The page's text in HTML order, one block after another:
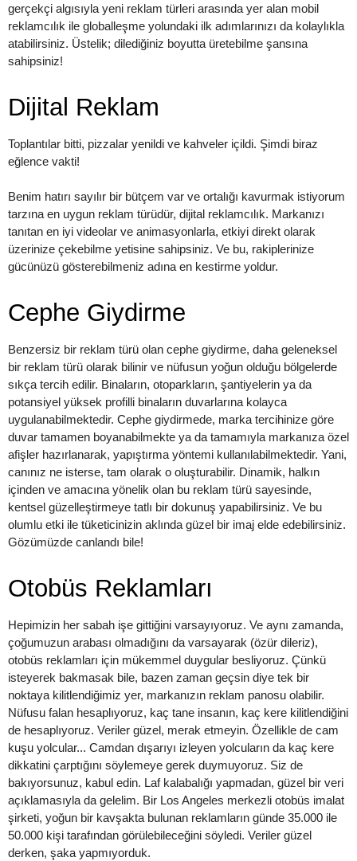
gerçekçi algısıyla yeni reklam türleri arasında yer alan mobil
reklamcılık ile globalleşme yolundaki ilk adımlarınızı da kolaylıkla
atabilirsiniz. Üstelik; dilediğiniz boyutta üretebilme şansına
sahipsiniz!
Dijital Reklam
Toplantılar bitti, pizzalar yenildi ve kahveler içildi. Şimdi biraz
eğlence vakti!
Benim hatırı sayılır bir bütçem var ve ortalığı kavurmak istiyorum
tarzına en uygun reklam türüdür, dijital reklamcılık. Markanızı
tanıtan en iyi videolar ve animasyonlarla, etkiyi direkt olarak
üzerinize çekebilme yetisine sahipsiniz. Ve bu, rakiplerinize
gücünüzü gösterebilmeniz adına en kestirme yoldur.
Cephe Giydirme
Benzersiz bir reklam türü olan cephe giydirme, daha geleneksel
bir reklam türü olarak bilinir ve nüfusun yoğun olduğu bölgelerde
sıkça tercih edilir. Binaların, otoparkların, şantiyelerin ya da
potansiyel yüksek profilli binaların duvarlarına kolayca
uygulanabilmektedir. Cephe giydirmede, marka tercihinize göre
duvar tamamen boyanabilmekte ya da tamamıyla markanıza özel
afişler hazırlanarak, yapıştırma yöntemi kullanılabilmektedir. Yani,
canınız ne isterse, tam olarak o oluşturabilir. Dinamik, halkın
içinden ve amacına yönelik olan bu reklam türü sayesinde,
kentsel güzelleştirmeye tatlı bir dokunuş yapabilirsiniz. Ve bu
olumlu etki ile tüketicinizin aklında güzel bir imaj elde edebilirsiniz.
Gözümüzde canlandı bile!
Otobüs Reklamları
Hepimizin her sabah işe gittiğini varsayıyoruz. Ve aynı zamanda,
çoğumuzun arabası olmadığını da varsayarak (özür dileriz),
otobüs reklamları için mükemmel duygular besliyoruz. Çünkü
isteyerek bakmasak bile, bazen zaman geçsin diye tek bir
noktaya kilitlendiğimiz yer, markanızın reklam panosu olabilir.
Nüfusu falan hesaplıyoruz, kaç tane insanın, kaç kere kilitlendiğini
de hesaplıyoruz. Veriler güzel, merak etmeyin. Özellikle de cam
kuşu yolcular... Camdan dışarıyı izleyen yolcuların da kaç kere
dikkatini çarptığını söylemeye gerek duymuyoruz. Siz de
bakıyorsunuz, kabul edin. Laf kalabalığı yapmadan, güzel bir veri
açıklamasıyla da gelelim. Bir Los Angeles merkezli otobüs imalat
şirketi, yoğun bir kavşakta bulunan reklamların günde 35.000 ile
50.000 kişi tarafından görülebileceğini söyledi. Veriler güzel
derken, şaka yapmıyorduk.